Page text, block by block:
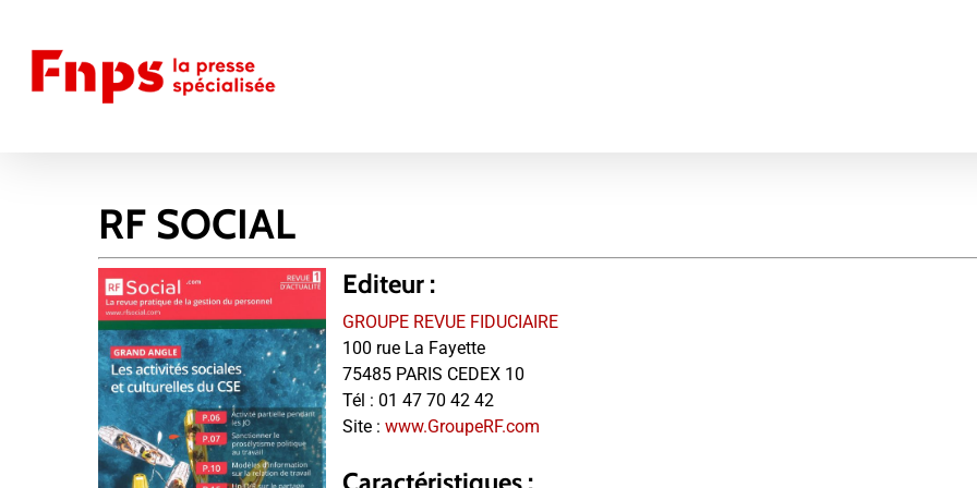
content
RF SOCIAL
Editeur :
GROUPE REVUE FIDUCIAIRE
100 rue La Fayette
75485 PARIS CEDEX 10
Tél :01 47 70 42 42
Site :www.GroupeRF.com